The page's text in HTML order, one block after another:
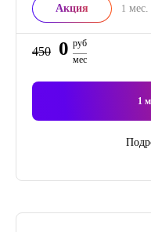
Акция 1 мес.
450 0 руб
мес
1